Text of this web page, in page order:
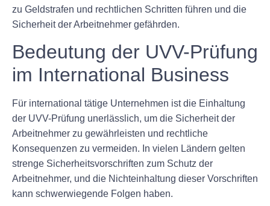
zu Geldstrafen und rechtlichen Schritten führen und die
Sicherheit der Arbeitnehmer gefährden.
Bedeutung der UVV-Prüfung
im International Business
Für international tätige Unternehmen ist die Einhaltung
der UVV-Prüfung unerlässlich, um die Sicherheit der
Arbeitnehmer zu gewährleisten und rechtliche
Konsequenzen zu vermeiden. In vielen Ländern gelten
strenge Sicherheitsvorschriften zum Schutz der
Arbeitnehmer, und die Nichteinhaltung dieser Vorschriften
kann schwerwiegende Folgen haben.